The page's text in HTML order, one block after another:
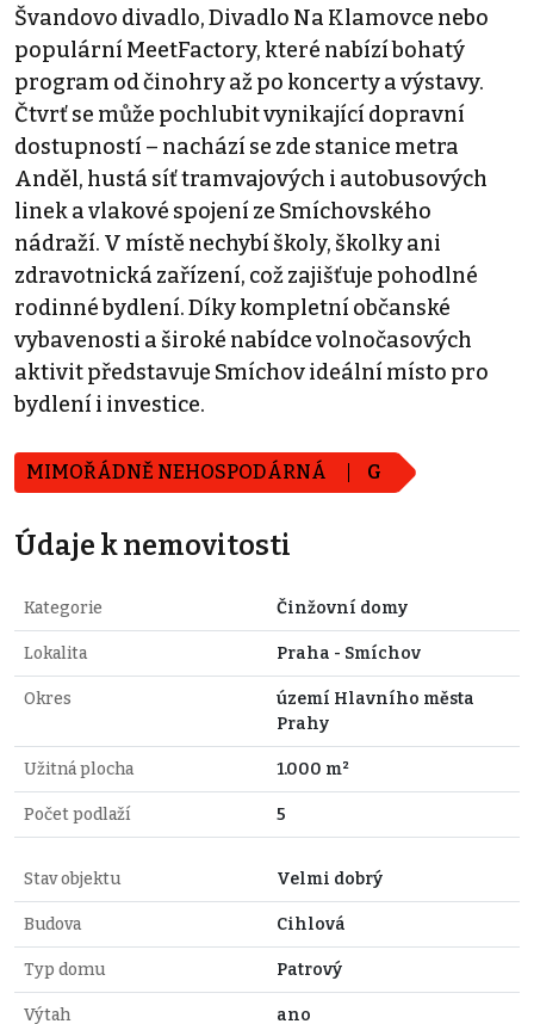
Švandovo divadlo, Divadlo Na Klamovce nebo
populární MeetFactory, které nabízí bohatý
program od činohry až po koncerty a výstavy.
Čtvrť se může pochlubit vynikající dopravní
dostupností – nachází se zde stanice metra
Anděl, hustá síť tramvajových i autobusových
linek a vlakové spojení ze Smíchovského
nádraží. V místě nechybí školy, školky ani
zdravotnická zařízení, což zajišťuje pohodlné
rodinné bydlení. Díky kompletní občanské
vybavenosti a široké nabídce volnočasových
aktivit představuje Smíchov ideální místo pro
bydlení i investice.
MIMOŘÁDNĚ NEHOSPODÁRNÁ G
Údaje k nemovitosti
Kategorie Činžovní domy
Lokalita Praha - Smíchov
Okres
území Hlavního města
Prahy
Užitná plocha 1.000 m²
Počet podlaží 5
Stav objektu Velmi dobrý
Budova Cihlová
Typ domu Patrový
Výtah ano